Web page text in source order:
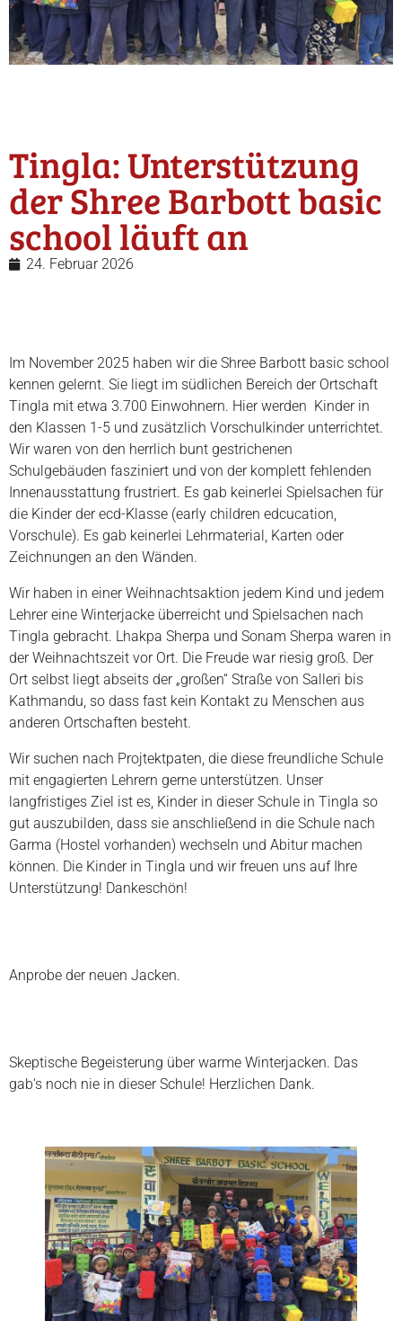
Tingla: Unterstützung
der Shree Barbott basic
school läuft an
24. Februar 2026
Im November 2025 haben wir die Shree Barbott basic school
kennen gelernt. Sie liegt im südlichen Bereich der Ortschaft
Tingla mit etwa 3.700 Einwohnern. Hier werden Kinder in
den Klassen 1-5 und zusätzlich Vorschulkinder unterrichtet.
Wir waren von den herrlich bunt gestrichenen
Schulgebäuden fasziniert und von der komplett fehlenden
Innenausstattung frustriert. Es gab keinerlei Spielsachen für
die Kinder der ecd-Klasse (early children edcucation,
Vorschule). Es gab keinerlei Lehrmaterial, Karten oder
Zeichnungen an den Wänden.
Wir haben in einer Weihnachtsaktion jedem Kind und jedem
Lehrer eine Winterjacke überreicht und Spielsachen nach
Tingla gebracht. Lhakpa Sherpa und Sonam Sherpa waren in
der Weihnachtszeit vor Ort. Die Freude war riesig groß. Der
Ort selbst liegt abseits der „großen“ Straße von Salleri bis
Kathmandu, so dass fast kein Kontakt zu Menschen aus
anderen Ortschaften besteht.
Wir suchen nach Projtektpaten, die diese freundliche Schule
mit engagierten Lehrern gerne unterstützen. Unser
langfristiges Ziel ist es, Kinder in dieser Schule in Tingla so
gut auszubilden, dass sie anschließend in die Schule nach
Garma (Hostel vorhanden) wechseln und Abitur machen
können. Die Kinder in Tingla und wir freuen uns auf Ihre
Unterstützung! Dankeschön!
Anprobe der neuen Jacken.
Skeptische Begeisterung über warme Winterjacken. Das
gab‘s noch nie in dieser Schule! Herzlichen Dank.